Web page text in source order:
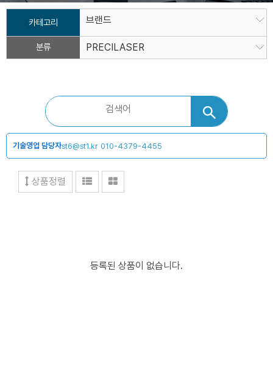
카테고리 브랜드
분류 PRECILASER
기술영업 담당자st6@st1.kr 010-4379-4455
상품정렬
등록된 상품이 없습니다.